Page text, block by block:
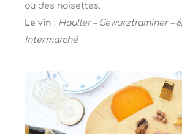
ou des noisettes.
Le vin : Hauller – Gewurztraminer –
Intermarché